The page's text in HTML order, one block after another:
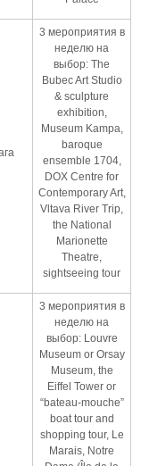
3 мероприятия в
неделю на
выбор: The
Bubec Art Studio
& sculpture
exhibition,
Museum Kampa,
baroque
ensemble 1704,
DOX Centre for
Contemporary Art,
Vltava River Trip,
the National
Marionette
Theatre,
sightseeing tour
3 мероприятия в
неделю на
выбор: Louvre
Museum or Orsay
Museum, the
Eiffel Tower or
“bateau-mouche”
boat tour and
shopping tour, Le
Marais, Notre